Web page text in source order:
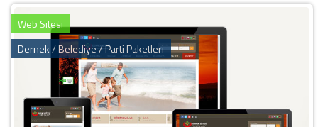
Web Sitesi
Dernek / Belediye / Parti Paketleri